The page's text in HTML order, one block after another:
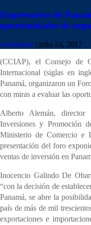
Empresarios de
oportunidades de
webmaster | julio 24, 2017
Este lunes la Cámara de
(CCIAP), el Consejo de
Internacional (siglas en
Panamá, organizaron un
con miras a evaluar las
Alberto Alemán,
Inversiones y Promoción
Ministerio de Comercio e
presentación del foro
ventas de inversión en
Inocencio Galindo De
“con la decisión de
Panamá, se abre la
país de más de mil
exportaciones e